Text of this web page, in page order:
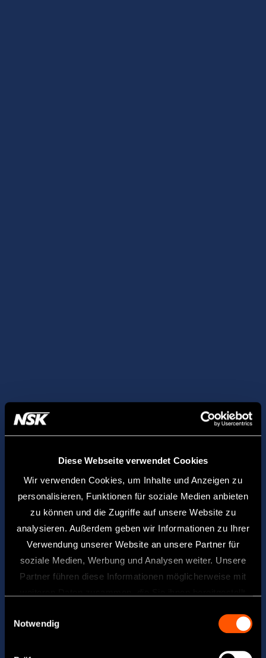
Diese Webseite verwendet Cookies
Wir verwenden Cookies, um Inhalte und Anzeigen zu
personalisieren, Funktionen für soziale Medien anbieten
zu können und die Zugriffe auf unsere Website zu
analysieren. Außerdem geben wir Informationen zu Ihrer
Verwendung unserer Website an unsere Partner für
soziale Medien, Werbung und Analysen weiter. Unsere
Partner führen diese Informationen möglicherweise mit
Notwendig